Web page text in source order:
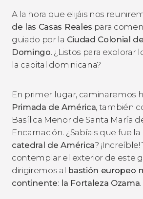
A la hora que elijáis nos
de las Casas Reales para
guiado por la Ciudad Colonial
Domingo. ¿Listos para explorar
la capital dominicana?
En primer lugar, caminaremos
Primada de América, también
Basílica Menor de Santa María
Encarnación. ¿Sabíais que fue la
catedral de América? ¡Increíble!
contemplar el exterior de este
dirigiremos al bastión europeo
continente: la Fortaleza Ozama.